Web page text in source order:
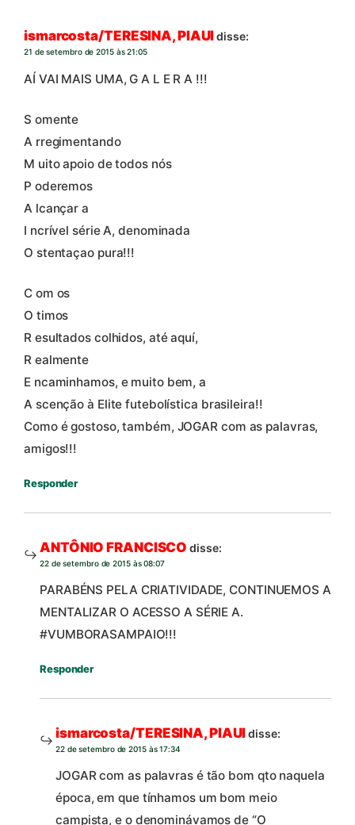
ismarcosta/TERESINA, PIAUIdisse:
21 de setembro de 2015 às 21:05
AÍ VAI MAIS UMA, G A L E R A !!!
S omente
A rregimentando
M uito apoio de todos nós
P oderemos
A lcançar a
I ncrível série A, denominada
O stentaçao pura!!!
C om os
O timos
R esultados colhidos, até aquí,
R ealmente
E ncaminhamos, e muito bem, a
A scenção à Elite futebolística brasileira!!
Como é gostoso, também, JOGAR com as palavras,
amigos!!!
Responder
ANTÔNIO FRANCISCO disse:
22 de setembro de 2015 às 08:07
PARABÉNS PELA CRIATIVIDADE, CONTINUEMOS A
MENTALIZAR O ACESSO A SÉRIE A.
#VUMBORASAMPAIO!!!
Responder
ismarcosta/TERESINA, PIAUIdisse:
22 de setembro de 2015 às 17:34
JOGAR com as palavras é tão bom qto naquela
época, em que tínhamos um bom meio
campista, e o denominávamos de “O